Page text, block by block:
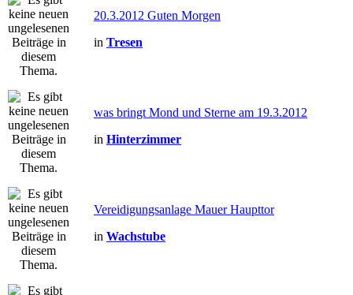
20.3.2012 Guten Morgen
in Tresen
was bringt Mond und Sterne am 19.3.2012
in Hinterzimmer
Vereidigungsanlage Mauer Haupttor
in Wachstube